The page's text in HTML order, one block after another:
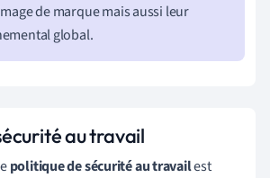
de marque mais aussi leur
global.
au travail
politique de sécurité au travailest